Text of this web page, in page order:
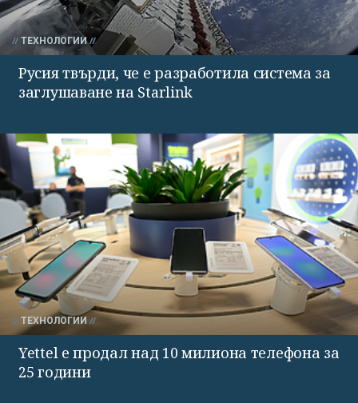
ТЕХНОЛОГИИ
Русия твърди, че е разработила система за
заглушаване на Starlink
ТЕХНОЛОГИИ
Yettel е продал над 10 милиона телефона за
25 години